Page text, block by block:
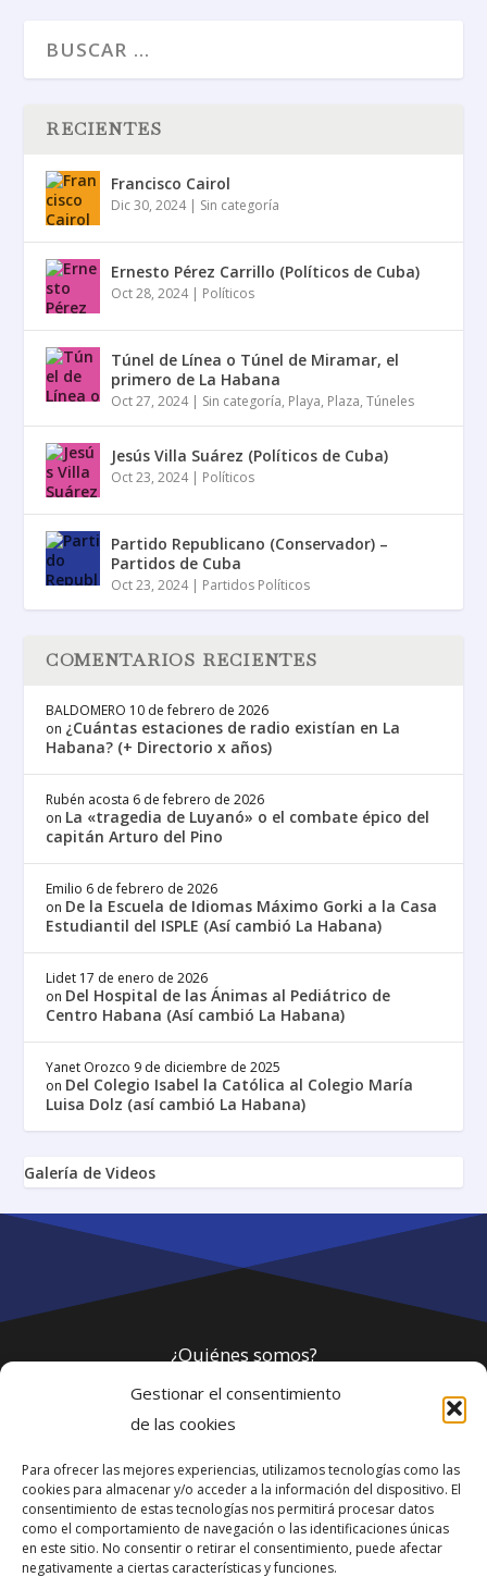
Gestionar el consentimiento
de las cookies
Para ofrecer las mejores experiencias, utilizamos tecnologías como las
cookies para almacenar y/o acceder a la información del dispositivo. El
consentimiento de estas tecnologías nos permitirá procesar datos
como el comportamiento de navegación o las identificaciones únicas
en este sitio. No consentir o retirar el consentimiento, puede afectar
negativamente a ciertas características y funciones.
RECIENTES
Francisco Cairol
Dic 30, 2024| Sin categoría
Ernesto Pérez Carrillo (Políticos de Cuba)
Oct 28, 2024| Políticos
Túnel de Línea o Túnel de Miramar, el
primero de La Habana
Oct 27, 2024| Sin categoría, Playa, Plaza,Túneles
Jesús Villa Suárez (Políticos de Cuba)
Oct 23, 2024| Políticos
Partido Republicano (Conservador) –
Partidos de Cuba
Oct 23, 2024| Partidos Políticos
COMENTARIOS RECIENTES
BALDOMERO 10 de febrero de 2026
on ¿Cuántas estaciones de radio existían en La
Habana? (+ Directorio x años)
Rubén acosta 6 de febrero de 2026
on La «tragedia de Luyanó» o el combate épico del
capitán Arturo del Pino
Emilio 6 de febrero de 2026
on De la Escuela de Idiomas Máximo Gorki a la Casa
Estudiantil del ISPLE (Así cambió La Habana)
Lidet 17 de enero de 2026
on Del Hospital de las Ánimas al Pediátrico de
Centro Habana (Así cambió La Habana)
Yanet Orozco 9 de diciembre de 2025
on Del Colegio Isabel la Católica al Colegio María
Luisa Dolz (así cambió La Habana)
Galería de Videos
¿Quiénes somos?
Política de privacidad
Webmaster
soporte@fotosdlahabana.com
Nuestro e-mail: